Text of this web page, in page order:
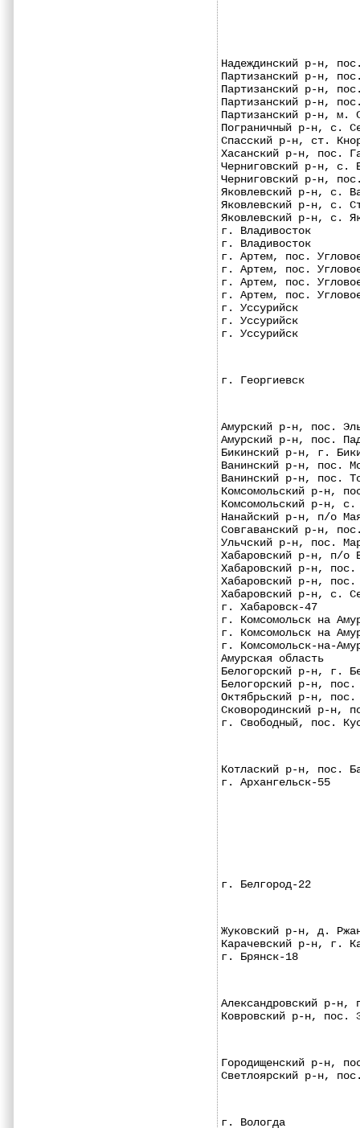
Надеждинский р-н,
Партизанский р-н,
Партизанский р-н,
Партизанский р-н,
Партизанский р-
Пограничный р-н,
Спасский р-н, ст.
Хасанский р-н,
Черниговский р-
Черниговский р-н,
Яковлевский р-н,
Яковлевский р-н,
Яковлевский р-н,
г. Владивосток
г. Владивосток
г. Артем, пос.
г. Артем, пос.
г. Артем, пос.
г. Артем, пос.
г. Уссурийск
г. Уссурийск
г. Уссурийск
г. Георгиевск
Амурский р-н,
Амурский р-н,
Бикинский р-н,
Ванинский р-н,
Ванинский р-н,
Комсомольский р-
Комсомольский
Нанайский р-н,
Совгаванский р-н,
Ульчский р-н,
Хабаровский р-н,
Хабаровский р-н,
Хабаровский р-н,
Хабаровский р-н,
г. Хабаровск-
г. Комсомольск
г. Комсомольск
г. Комсомольск-на-
Амурская область
Белогорский р-н,
Белогорский р-н,
Октябрьский р-н,
Сковородинский
г. Свободный,
Котлаский р-н,
г.
г. Белгород-22
Жуковский р-н,
Карачевский р-н,
г. Брянск-18
Александровский
Ковровский р-н,
Городищенский р-
Светлоярский р-н,
г. Вологда